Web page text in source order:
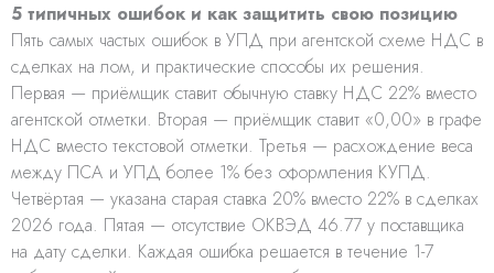
5 типичных ошибок и как защитить свою позицию
Пять самых частых ошибок в УПД при агентской схеме НДС в
сделках на лом, и практические способы их решения.
Первая — приёмщик ставит обычную ставку НДС 22% вместо
агентской отметки. Вторая — приёмщик ставит «0,00» в графе
НДС вместо текстовой отметки. Третья — расхождение веса
между ПСА и УПД более 1% без оформления КУПД.
Четвёртая — указана старая ставка 20% вместо 22% в сделках
2026 года. Пятая — отсутствие ОКВЭД 46.77 у поставщика
на дату сделки. Каждая ошибка решается в течение 1-7